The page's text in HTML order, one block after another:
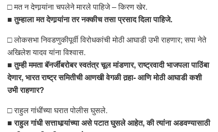
□ मत न देणार्‍यांना चपलेने मारले पाहिजे – किरण खेर.
■तुम्हाला मत देणार्‍यांना तर नक्कीच तसा प्रसाद दिला पाहिजे.
□ लोकसभा निवडणुकीपूर्वी विरोधकांची मोठी आघाडी उभी राहणार; सपा नेते
अखिलेश यादव यांना विश्वास.
■तुम्ही ममता बॅनर्जींबरोबर स्वतंत्र चूल मांडणार, राष्ट्रवादी भाजपला पाठिंबा
देणार, भारत राष्ट्र समितीची आणखी वेगळी तर्‍हा- आणि मोठी आघाडी कशी
उभी राहणार?
□ राहुल गांधींच्या घरात पोलीस घुसले.
■राहुल गांधी सत्ताधार्‍यांच्या असे पटात घुसले आहेत, की त्यांना अडवण्यासाठी